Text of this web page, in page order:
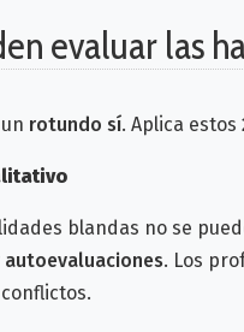
evaluar las
rotundo sí. Aplica estos
blandas no se
autoevaluaciones. Los